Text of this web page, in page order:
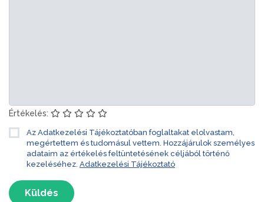
Értékelés:
Az Adatkezelési Tájékoztatóban foglaltakat elolvastam,
megértettem és tudomásul vettem. Hozzájárulok személyes
adataim az értékelés feltüntetésének céljából történő
kezeléséhez. Adatkezelési Tájékoztató
Küldés